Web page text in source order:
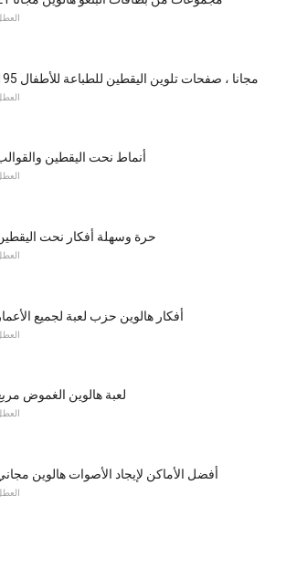
195 مجانا ، صفحات تلوين اليقطين للطباعة للأطفال
أنماط نحت اليقطين
حرة وسهلة أفكار نحت
أفكار هالوين حزب لعبة لجميع الأعمار
لعبة هالوين الغموض
أفضل الأماكن لإيجاد الأصوات هالوين